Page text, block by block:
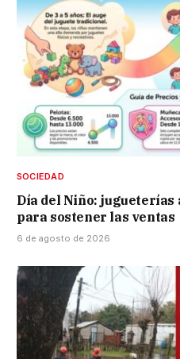
SOCIEDAD
Día del Niño: jugueterías
para sostener las ventas
6 de agosto de 2026